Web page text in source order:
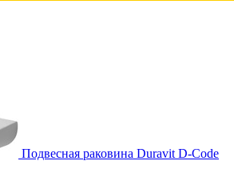
Подвесная раковина Duravit D-Code